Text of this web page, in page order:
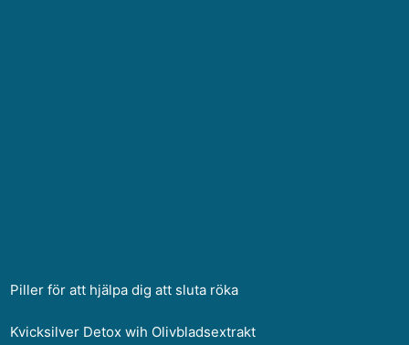
Piller för att hjälpa dig att sluta röka
Kvicksilver Detox wih Olivbladsextrakt